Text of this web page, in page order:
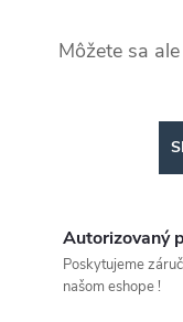
Môžete sa
Autorizovaný
Poskytujeme
našom eshope !